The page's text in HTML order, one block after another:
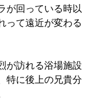
が回っている時以
って遠近が変わる
が訪れる浴場施設
特に後上の兄貴分